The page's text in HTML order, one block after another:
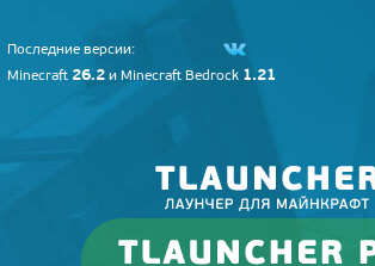
Последние версии:
Minecraft 26.2 и Minecraft Bedrock 1.21